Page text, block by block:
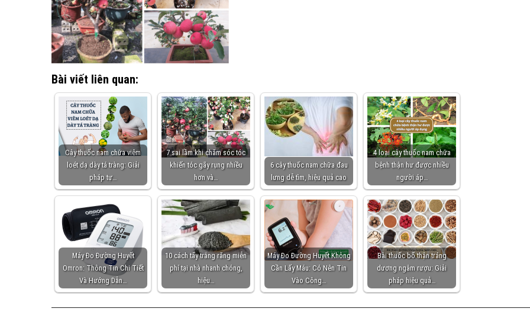
Bài viết liên quan:
Cây thuốc nam chữa viêm
loét dạ dày tá tràng: Giải
pháp tự…
7 sai lầm khi chăm sóc tóc
khiến tóc gãy rụng nhiều
hơn và…
6 cây thuốc nam chữa đau
lưng dễ tìm, hiệu quả cao
4 loại cây thuốc nam chữa
bệnh thận hư được nhiều
người áp…
Máy Đo Đường Huyết
Omron: Thông Tin Chi Tiết
Và Hướng Dẫn…
10 cách tẩy trắng răng miễn
phí tại nhà nhanh chóng,
hiệu…
Máy Đo Đường Huyết Không
Cần Lấy Máu: Có Nên Tin
Vào Công…
Bài thuốc bổ thận tráng
dương ngâm rượu: Giải
pháp hiệu quả…